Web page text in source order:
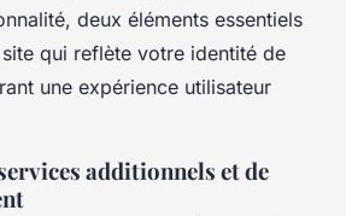
deux éléments essentiels
qui reflète votre identité de
une expérience utilisateur
additionnels et de